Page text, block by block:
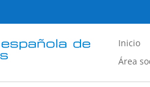
Inicio
Área